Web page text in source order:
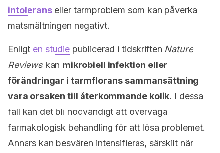
intolerans eller tarmproblem som kan påverka
matsmältningen negativt.
Enligt en studie publicerad i tidskriften Nature
Reviewskan mikrobiell infektion eller
förändringar i tarmflorans sammansättning
vara orsaken till återkommande kolik. I dessa
fall kan det bli nödvändigt att överväga
farmakologisk behandling för att lösa problemet.
Annars kan besvären intensifieras, särskilt när